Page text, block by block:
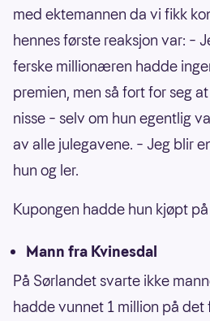
med ektemannen da vi fikk
hennes første reaksjon var: –
ferske millionæren hadde
premien, men så fort for seg
nisse – selv om hun egentlig
av alle julegavene. – Jeg blir
hun og ler.
Kupongen hadde hun kjøpt
Mann fra Kvinesdal
På Sørlandet svarte ikke
hadde vunnet 1 million på